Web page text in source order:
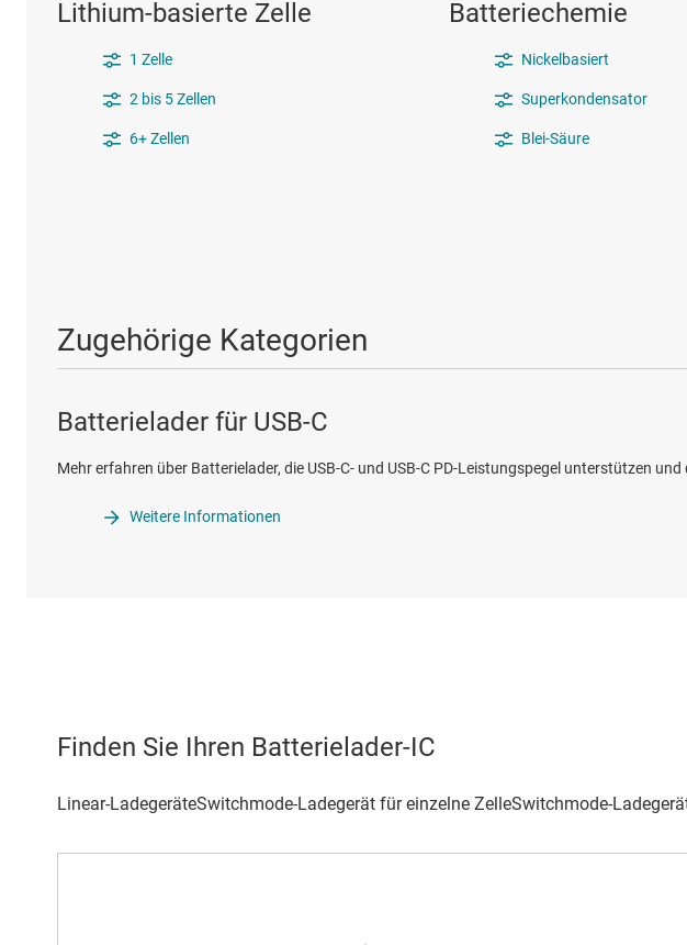
Lithium-basierte Zelle
1 Zelle
2 bis 5 Zellen
6+ Zellen
Batteriechemie
Nickelbasiert
Superkondensator
Blei-Säure
Zugehörige Kategorien
Batterielader für USB-C
Mehr erfahren über Batterielader, die USB-C- und USB-C PD-Leistungspegel unterstützen
Weitere Informationen
Finden Sie Ihren Batterielader-IC